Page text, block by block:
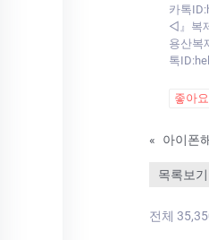
카톡
◁』복
용산복
톡
좋아요
«
목록보기
전체